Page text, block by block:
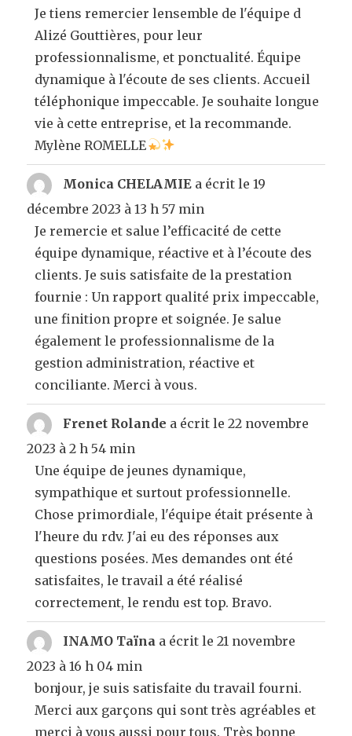
Je tiens remercier lensemble de l'équipe d
Alizé Gouttières, pour leur
professionnalisme, et ponctualité. Équipe
dynamique à l'écoute de ses clients. Accueil
téléphonique impeccable. Je souhaite longue
vie à cette entreprise, et la recommande.
Mylène ROMELLE
Monica CHELAMIE a écrit le 19
décembre 2023 à 13 h 57 min
Je remercie et salue l’efficacité de cette
équipe dynamique, réactive et à l’écoute des
clients. Je suis satisfaite de la prestation
fournie : Un rapport qualité prix impeccable,
une finition propre et soignée. Je salue
également le professionnalisme de la
gestion administration, réactive et
conciliante. Merci à vous.
Frenet Rolande a écrit le 22 novembre
2023 à 2 h 54 min
Une équipe de jeunes dynamique,
sympathique et surtout professionnelle.
Chose primordiale, l'équipe était présente à
l'heure du rdv. J'ai eu des réponses aux
questions posées. Mes demandes ont été
satisfaites, le travail a été réalisé
correctement, le rendu est top. Bravo.
INAMO Taïna a écrit le 21 novembre
2023 à 16 h 04 min
bonjour, je suis satisfaite du travail fourni.
Merci aux garçons qui sont très agréables et
merci à vous aussi pour tous. Très bonne